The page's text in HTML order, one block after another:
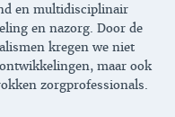
en multidisciplinair
en nazorg. Door de
kregen we niet
maar ook
zorgprofessionals.